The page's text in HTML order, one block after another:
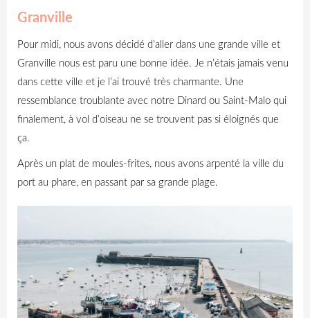
Granville
Pour midi, nous avons décidé d’aller dans une grande ville et
Granville nous est paru une bonne idée. Je n’étais jamais venu
dans cette ville et je l’ai trouvé très charmante. Une
ressemblance troublante avec notre Dinard ou Saint-Malo qui
finalement, à vol d’oiseau ne se trouvent pas si éloignés que
ça.
Après un plat de moules-frites, nous avons arpenté la ville du
port au phare, en passant par sa grande plage.